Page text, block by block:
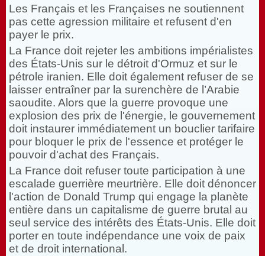
Les Français et les Françaises ne soutiennent
pas cette agression militaire et refusent d'en
payer le prix.
La France doit rejeter les ambitions impérialistes
des États-Unis sur le détroit d'Ormuz et sur le
pétrole iranien. Elle doit également refuser de se
laisser entraîner par la surenchère de l’Arabie
saoudite. Alors que la guerre provoque une
explosion des prix de l'énergie, le gouvernement
doit instaurer immédiatement un bouclier tarifaire
pour bloquer le prix de l'essence et protéger le
pouvoir d'achat des Français.
La France doit refuser toute participation à une
escalade guerrière meurtrière. Elle doit dénoncer
l'action de Donald Trump qui engage la planète
entière dans un capitalisme de guerre brutal au
seul service des intérêts des États-Unis. Elle doit
porter en toute indépendance une voix de paix
et de droit international.